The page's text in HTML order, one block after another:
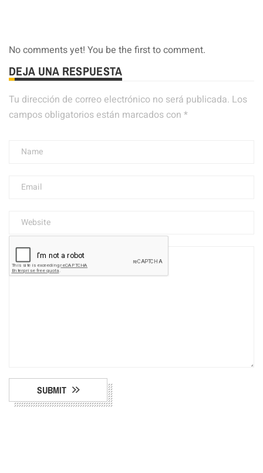
No comments yet! You be the first to comment.
DEJA UNA RESPUESTA
Tu dirección de correo electrónico no será publicada. Los
campos obligatorios están marcados con *
SUBMIT